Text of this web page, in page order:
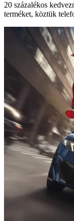
20 százalékos
terméket, köztük